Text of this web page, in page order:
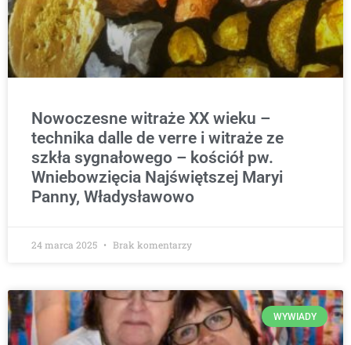
Nowoczesne witraże XX wieku –
technika dalle de verre i witraże ze
szkła sygnałowego – kościół pw.
Wniebowzięcia Najświętszej Maryi
Panny, Władysławowo
24 marca 2025 Brak komentarzy
WYWIADY